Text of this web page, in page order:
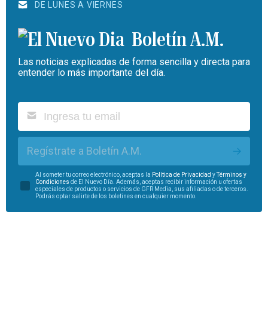
DE LUNES A VIERNES
Boletín A.M.
Las noticias explicadas de forma sencilla y directa para
entender lo más importante del día.
Regístrate a Boletín A.M.
Al someter tu correo electrónico, aceptas la Política de Privacidad y
Términos y
Condiciones de El Nuevo Día. Además, aceptas recibir información u ofertas
especiales de productos o servicios de GFR Media, sus afiliadas o de terceros.
Podrás optar salirte de los boletines en cualquier momento.